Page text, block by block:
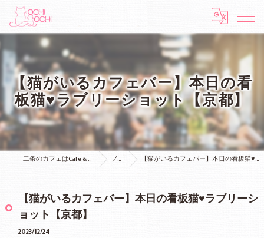
【猫がいるカフェバー】本日の看
板猫♥ラブリーショット【京都】
二条のカフェはCafe & Bar MOCHI MOCHI ブログ 【猫がいるカフェバー】本日の看板猫♥ラブリーショット【京都】
【猫がいるカフェバー】本日の看板猫♥ラブリーシ
ョット【京都】
2023/12/24